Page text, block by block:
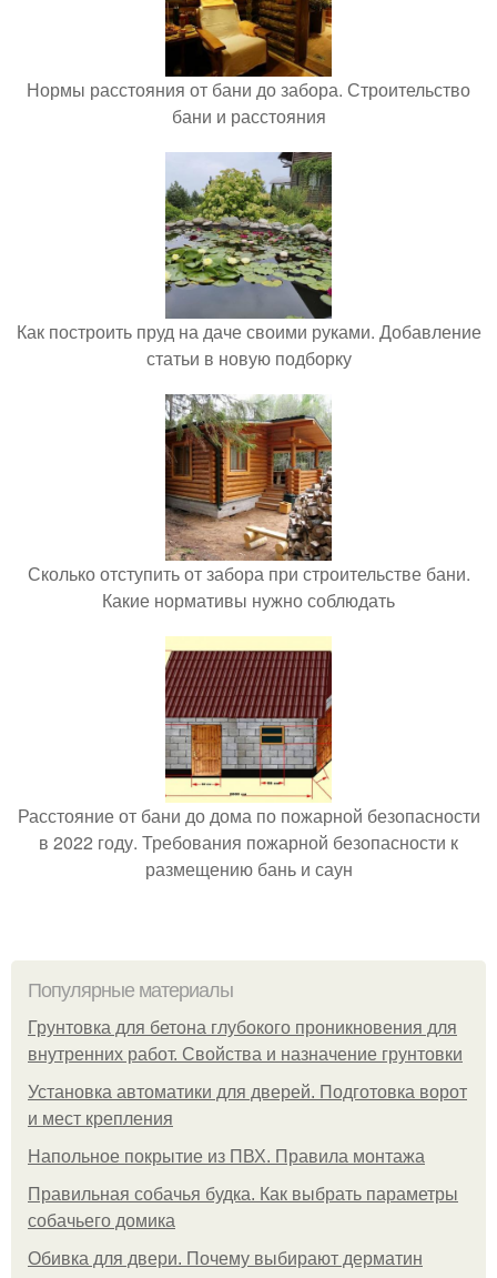
Нормы расстояния от бани до забора. Строительство
бани и расстояния
Как построить пруд на даче своими руками. Добавление
статьи в новую подборку
Сколько отступить от забора при строительстве бани.
Какие нормативы нужно соблюдать
Расстояние от бани до дома по пожарной безопасности
в 2022 году. Требования пожарной безопасности к
размещению бань и саун
Популярные материалы
Грунтовка для бетона глубокого проникновения для
внутренних работ. Свойства и назначение грунтовки
Установка автоматики для дверей. Подготовка ворот
и мест крепления
Напольное покрытие из ПВХ. Правила монтажа
Правильная собачья будка. Как выбрать параметры
собачьего домика
Обивка для двери. Почему выбирают дерматин